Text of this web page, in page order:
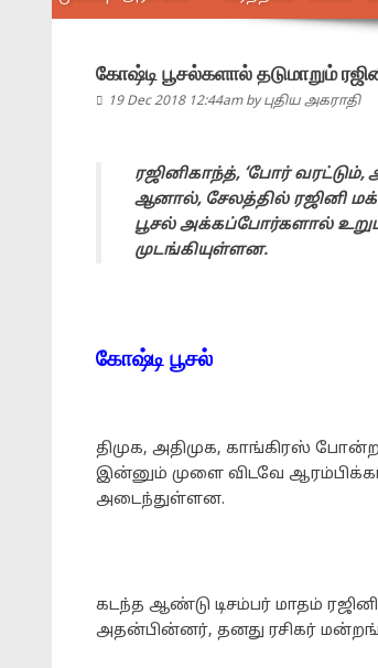
கோஷ்டி பூசல்களால் தடுமாறும்
19 Dec 2018 12:44am byபுதிய அகராதி
ரஜினிகாந்த், ‘போர்
ஆனால், சேலத்தில் ரஜினி
பூசல் அக்கப்போர்களால்
முடங்கியுள்ளன.
கோஷ்டி பூசல்
திமுக, அதிமுக, காங்கிரஸ்
இன்னும் முளை விடவே
அடைந்துள்ளன.
கடந்த ஆண்டு டிசம்பர் மாதம்
அதன்பின்னர், தனது ரசிகர்